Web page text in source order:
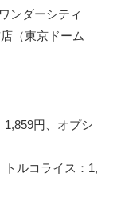
ンダーシティ
（東京ドーム
1,859円、オプシ
トルコライス：1,